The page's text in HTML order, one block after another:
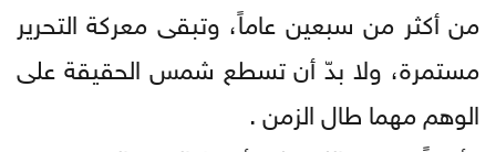
من أكثر من سبعين عاماً، وتبقى معركة التحرير
مستمرة، ولا بدّ أن تسطع شمس الحقيقة على
الوهم مهما طال الزمن .